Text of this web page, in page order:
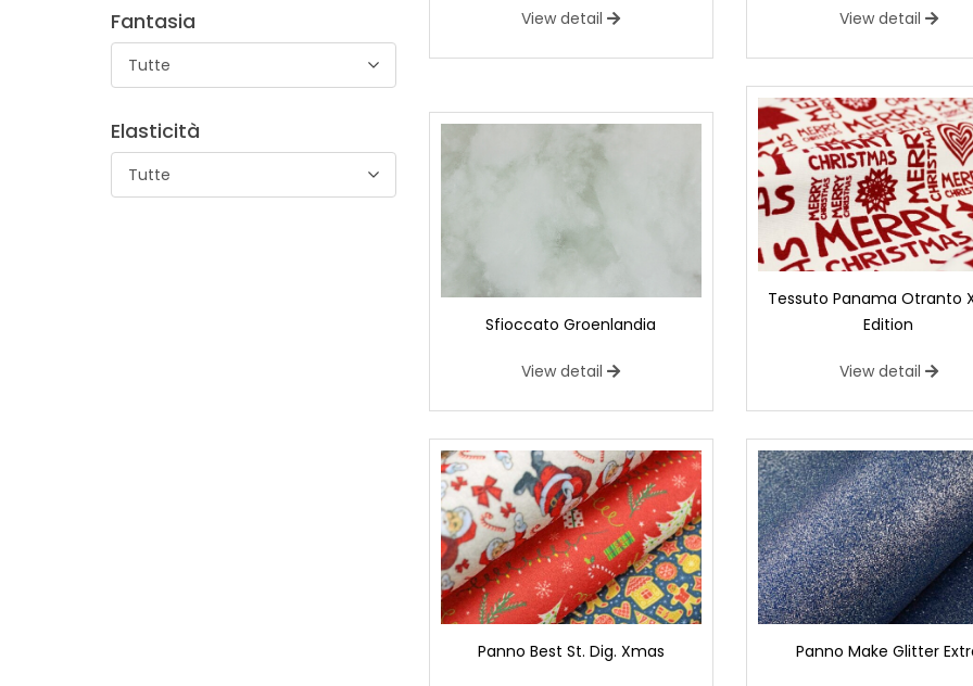
View detail View detail
Sfioccato Groenlandia
View detail
Tessuto Panama Otranto
Edition
View detail
Panno Best St. Dig. Xmas Panno Make Glitter
Fantasia
Tutte
Elasticità
Tutte